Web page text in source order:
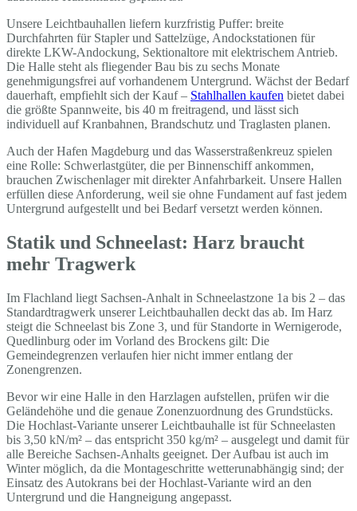
Unsere Leichtbauhallen liefern kurzfristig Puffer: breite
Durchfahrten für Stapler und Sattelzüge, Andockstationen für
direkte LKW-Andockung, Sektionaltore mit elektrischem Antrieb.
Die Halle steht als fliegender Bau bis zu sechs Monate
genehmigungsfrei auf vorhandenem Untergrund. Wächst der Bedarf
dauerhaft, empfiehlt sich der Kauf – Stahlhallen kaufen bietet dabei
die größte Spannweite, bis 40 m freitragend, und lässt sich
individuell auf Kranbahnen, Brandschutz und Traglasten planen.
Auch der Hafen Magdeburg und das Wasserstraßenkreuz spielen
eine Rolle: Schwerlastgüter, die per Binnenschiff ankommen,
brauchen Zwischenlager mit direkter Anfahrbarkeit. Unsere Hallen
erfüllen diese Anforderung, weil sie ohne Fundament auf fast jedem
Untergrund aufgestellt und bei Bedarf versetzt werden können.
Statik und Schneelast: Harz braucht
mehr Tragwerk
Im Flachland liegt Sachsen-Anhalt in Schneelastzone 1a bis 2 – das
Standardtragwerk unserer Leichtbauhallen deckt das ab. Im Harz
steigt die Schneelast bis Zone 3, und für Standorte in Wernigerode,
Quedlinburg oder im Vorland des Brockens gilt: Die
Gemeindegrenzen verlaufen hier nicht immer entlang der
Zonengrenzen.
Bevor wir eine Halle in den Harzlagen aufstellen, prüfen wir die
Geländehöhe und die genaue Zonenzuordnung des Grundstücks.
Die Hochlast-Variante unserer Leichtbauhalle ist für Schneelasten
bis 3,50 kN/m² – das entspricht 350 kg/m² – ausgelegt und damit für
alle Bereiche Sachsen-Anhalts geeignet. Der Aufbau ist auch im
Winter möglich, da die Montageschritte wetterunabhängig sind; der
Einsatz des Autokrans bei der Hochlast-Variante wird an den
Untergrund und die Hangneigung angepasst.